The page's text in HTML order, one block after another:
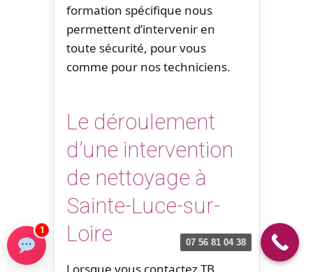
formation spécifique nous
permettent d’intervenir en
toute sécurité, pour vous
comme pour nos techniciens.
Le déroulement
d’une intervention
de nettoyage à
Sainte-Luce-sur-
Loire
Lorsque vous contactez TB
07 56 81 04 38
1